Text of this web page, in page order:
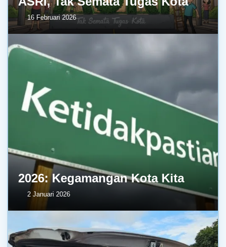
16 Februari 2026
2026: Kegamangan Kota Kita
2 Januari 2026